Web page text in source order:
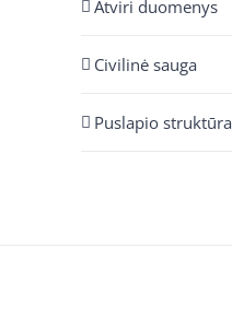
Atviri duomenys
Civilinė sauga
Puslapio struktūra